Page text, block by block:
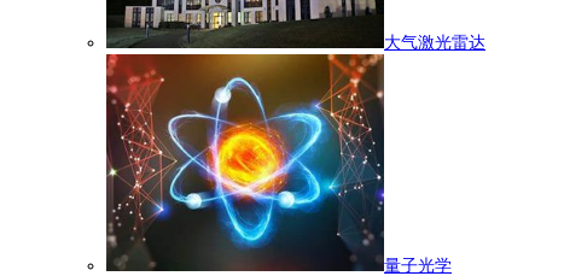
大气激光雷达
量子光学